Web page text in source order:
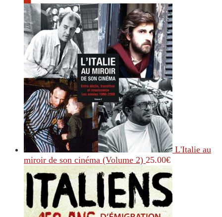
L'Italie au
miroir de son cinéma (Volume 2) 25.00€